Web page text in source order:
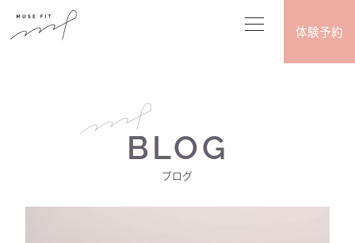
体験予約
BLOG
ブログ